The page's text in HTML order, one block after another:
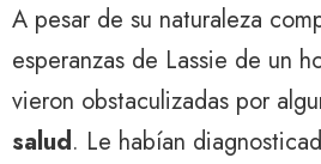
A pesar de su naturaleza
esperanzas de Lassie de un
vieron obstaculizadas por
salud. Le habían